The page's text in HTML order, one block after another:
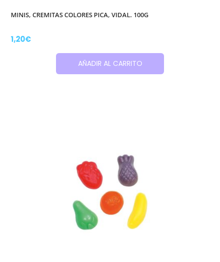
MINIS, CREMITAS COLORES PICA, VIDAL. 100G
1,20€
AÑADIR AL CARRITO